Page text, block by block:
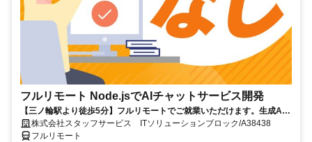
フルリモート Node.jsでAIチャットサービス開発
【三ノ輪駅より徒歩5分】フルリモートでご就業いただけます。生成AI
を活用したサービス開発に携われます。企画提案から改善まで幅広く関
われる環境です☆
株式会社スタッフサービス ITソリューションブロック/A38438
フルリモート